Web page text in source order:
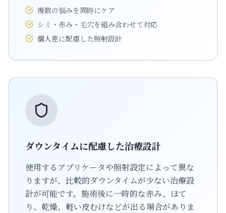
複数の悩みを同時にケア
シミ・赤み・毛穴を組み合わせて対応
個人差に配慮した照射設計
ダウンタイムに配慮した治療設計
使用するアプリケータや照射設定によって異な
りますが、比較的ダウンタイムが少ない治療設
計が可能です。施術後に一時的な赤み、ほて
り、乾燥、軽い皮むけなどが出る場合がありま